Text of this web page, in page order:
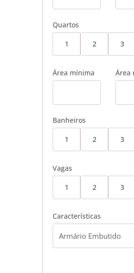
Quartos
1 2 3
Área mínima Área
Banheiros
1 2 3
Vagas
1 2 3
Características